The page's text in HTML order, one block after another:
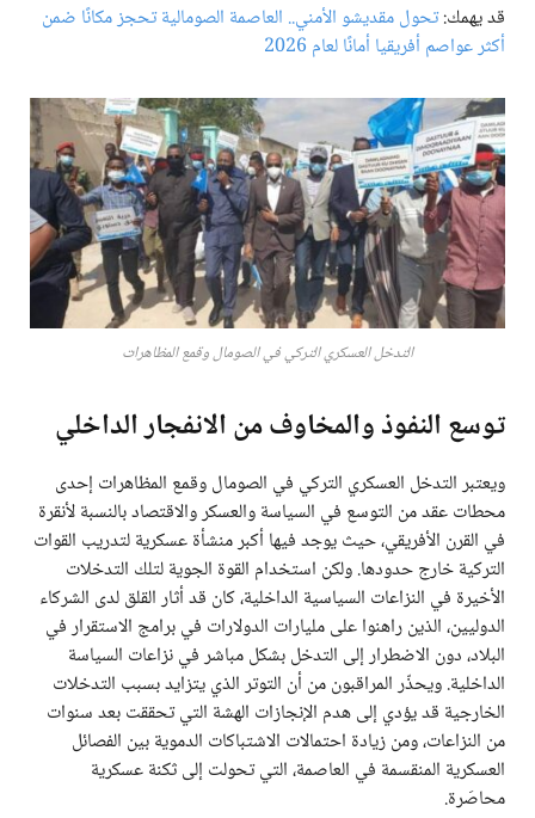
قد يهمك:تحول مقديشو الأمني.. العاصمة الصومالية تحجز مكانًا ضمن
أكثر عواصم أفريقيا أمانًا لعام 2026
التدخل العسكري التركي في الصومال وقمع المظاهرات
توسع النفوذ والمخاوف من الانفجار الداخلي
ويعتبر التدخل العسكري التركي في الصومال وقمع المظاهرات إحدى
محطات عقد من التوسع في السياسة والعسكر والاقتصاد بالنسبة لأنقرة
في القرن الأفريقي، حيث يوجد فيها أكبر منشأة عسكرية لتدريب القوات
التركية خارج حدودها. ولكن استخدام القوة الجوية لتلك التدخلات
الأخيرة في النزاعات السياسية الداخلية، كان قد أثار القلق لدى الشركاء
الدوليين، الذين راهنوا على مليارات الدولارات في برامج الاستقرار في
البلاد، دون الاضطرار إلى التدخل بشكل مباشر في نزاعات السياسة
الداخلية. ويحذّر المراقبون من أن التوتر الذي يتزايد بسبب التدخلات
الخارجية قد يؤدي إلى هدم الإنجازات الهشة التي تحققت بعد سنوات
من النزاعات، ومن زيادة احتمالات الاشتباكات الدموية بين الفصائل
العسكرية المنقسمة في العاصمة، التي تحولت إلى ثكنة عسكرية
محاصَرة.